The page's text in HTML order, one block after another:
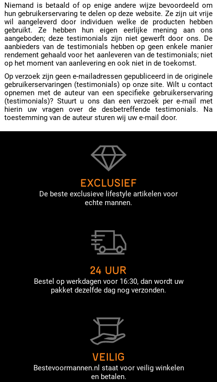
Niemand is betaald of op enige andere wijze bevoordeeld om
hun gebruikerservaring te delen op deze website. Ze zijn uit vrije
wil aangeleverd door individuen welke de producten hebben
gebruikt. Ze hebben hun eigen eerlijke mening aan ons
aangeboden; deze testimonials zijn niet gewerft door ons. De
aanbieders van de testimonials hebben op geen enkele manier
rendement gehaald voor het aanleveren van de testimonials; niet
op het moment van aanlevering en ook niet in de toekomst.
Op verzoek zijn geen e-mailadressen gepubliceerd in de originele
gebruikerservaringen (testimonials) op onze site. Wilt u contact
opnemen met de auteur van een specifieke gebruikerservaring
(testimonials)? Stuurt u ons dan een verzoek per e-mail met
hierin uw vragen over de desbetreffende testimonials. Na
toestemming van de auteur sturen wij uw e-mail door.
EXCLUSIEF
De beste exclusieve lifestyle artikelen voor
echte mannen.
24 UUR
Bestel op werkdagen voor 16:30, dan wordt uw
pakket dezelfde dag nog verzonden.
VEILIG
Bestevoormannen.nl staat voor veilig winkelen
en betalen.